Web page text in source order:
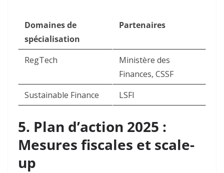
Domaines de
spécialisation
Partenaires
RegTech
Ministère des
Finances, CSSF
Sustainable Finance
LSFI
5. Plan d’action 2025 :
Mesures fiscales et scale-
up